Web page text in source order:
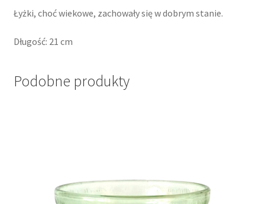
Łyżki, choć wiekowe, zachowały się w dobrym stanie.
Długość: 21 cm
Podobne produkty